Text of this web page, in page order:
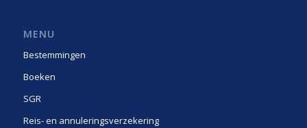
MENU
Bestemmingen
Boeken
SGR
Reis- en annuleringsverzekering